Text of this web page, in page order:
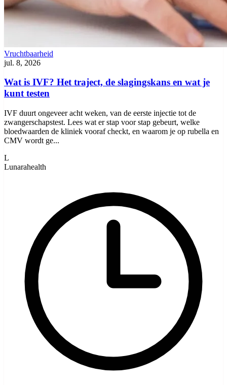
Vruchtbaarheid
jul. 8, 2026
Wat is IVF? Het traject, de slagingskans en wat je
kunt testen
IVF duurt ongeveer acht weken, van de eerste injectie tot de
zwangerschapstest. Lees wat er stap voor stap gebeurt, welke
bloedwaarden de kliniek vooraf checkt, en waarom je op rubella en
CMV wordt ge...
L
Lunarahealth